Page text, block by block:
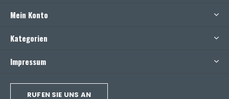
Mein Konto
Kategorien
Impressum
RUFEN SIE UNS AN